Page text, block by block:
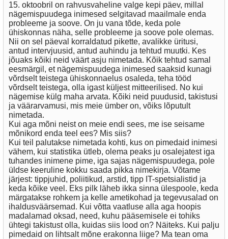
15. oktoobril on rahvusvaheline valge kepi päev, millal
nägemispuudega inimesed selgitavad maailmale enda
probleeme ja soove. On ju vana tõde, keda pole
ühiskonnas näha, selle probleeme ja soove pole olemas.
Nii on sel päeval korraldatud pikette, avalikke üritusi,
antud intervjuusid, antud auhindu ja tehtud muutki. Kes
jõuaks kõiki neid väärt asju nimetada. Kõik tehtud samal
eesmärgil, et nägemispuudega inimesed saaksid kunagi
võrdselt teistega ühiskonnaelus osaleda, teha tööd
võrdselt teistega, olla igast küljest mitteerilised. No kui
nägemise külg maha arvata. Kõiki neid puudusid, takistusi
ja väärarvamusi, mis meie ümber on, võiks lõputult
nimetada.
Kui aga mõni neist on meie endi sees, me ise seisame
mõnikord enda teel ees? Mis siis?
Kui teil palutakse nimetada kohti, kus on pimedaid inimesi
vähem, kui statistika ütleb, olema peaks ju osalejatest iga
tuhandes inimene pime, iga sajas nägemispuudega, pole
üldse keeruline kokku saada pikka nimekirja. Võtame
järjest: tippjuhid, poliitikud, arstid, tipp IT-spetsialistid ja
keda kõike veel. Eks pilk läheb ikka sinna ülespoole, keda
märgatakse rohkem ja kelle ametikohad ja tegevusalad on
ihaldusväärsemad. Kui võtta vaatluse alla aga hoopis
madalamad oksad, need, kuhu pääsemisele ei tohiks
ühtegi takistust olla, kuidas siis lood on? Näiteks. Kui palju
pimedaid on lihtsalt mõne erakonna liige? Ma tean oma